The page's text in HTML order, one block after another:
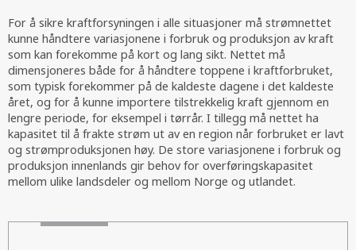
For å sikre kraftforsyningen i alle situasjoner må strømnettet
kunne håndtere variasjonene i forbruk og produksjon av kraft
som kan forekomme på kort og lang sikt. Nettet må
dimensjoneres både for å håndtere toppene i kraftforbruket,
som typisk forekommer på de kaldeste dagene i det kaldeste
året, og for å kunne importere tilstrekkelig kraft gjennom en
lengre periode, for eksempel i tørrår. I tillegg må nettet ha
kapasitet til å frakte strøm ut av en region når forbruket er lavt
og strømproduksjonen høy. De store variasjonene i forbruk og
produksjon innenlands gir behov for overføringskapasitet
mellom ulike landsdeler og mellom Norge og utlandet.